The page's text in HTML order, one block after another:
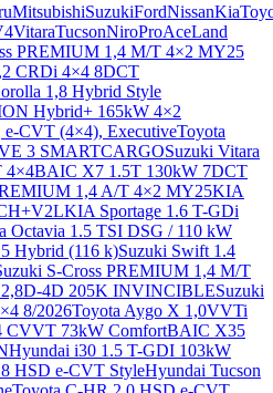
MitsubishiSuzukiFordNissanKia
VitaraTucsonNiroProAceLand
PREMIUM 1,4 M/T 4×2 MY25
CRDi 4×4 8DCT
1,8 Hybrid Style
Hybrid+ 165kW 4×2
CVT (4×4), ExecutiveToyota
3 SMARTCARGOSuzuki Vitara
4×4BAIC X7 1.5T 130kW 7DCT
1,4 A/T 4×2 MY25KIA
KIA Sportage 1.6 T-GDi
Octavia 1.5 TSI DSG / 110 kW
Hybrid (116 k)Suzuki Swift 1.4
S-Cross PREMIUM 1,4 M/T
4D 205K INVINCIBLESuzuki
8/2026Toyota Aygo X 1,0VVTi
CVVT 73kW ComfortBAIC X35
Hyundai i30 1.5 T-GDI 103kW
HSD e-CVT StyleHyundai Tucson